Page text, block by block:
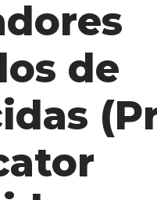
de